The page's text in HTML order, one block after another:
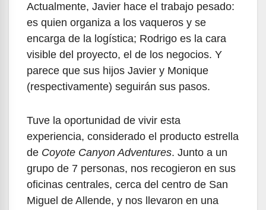
Actualmente, Javier hace el trabajo pesado:
es quien organiza a los vaqueros y se
encarga de la logística; Rodrigo es la cara
visible del proyecto, el de los negocios. Y
parece que sus hijos Javier y Monique
(respectivamente) seguirán sus pasos.
Tuve la oportunidad de vivir esta
experiencia, considerado el producto estrella
de Coyote Canyon Adventures. Junto a un
grupo de 7 personas, nos recogieron en sus
oficinas centrales, cerca del centro de San
Miguel de Allende, y nos llevaron en una